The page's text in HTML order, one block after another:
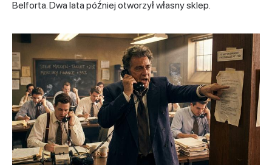
Belforta. Dwa lata później otworzył własny sklep.